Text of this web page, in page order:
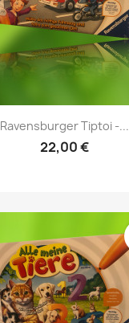
Ravensburger Tiptoi -...
22,00 €